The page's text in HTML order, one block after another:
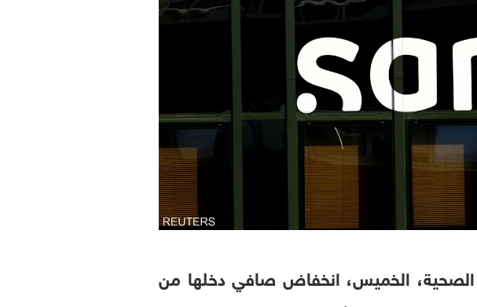
الصحية، الخميس، انخفاض صافي دخلها من